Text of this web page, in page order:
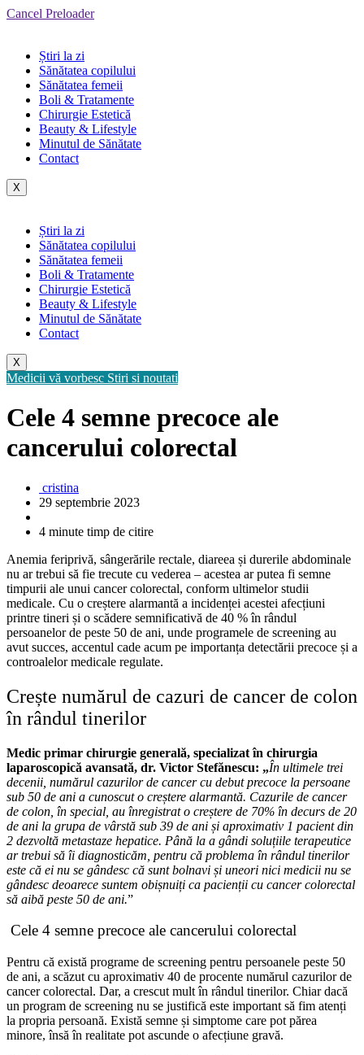
Cancel Preloader
Știri la zi
Sănătatea copilului
Sănătatea femeii
Boli & Tratamente
Chirurgie Estetică
Beauty & Lifestyle
Minutul de Sănătate
Contact
X
Știri la zi
Sănătatea copilului
Sănătatea femeii
Boli & Tratamente
Chirurgie Estetică
Beauty & Lifestyle
Minutul de Sănătate
Contact
X
Medicii vă vorbesc Stiri si noutati
Cele 4 semne precoce ale
cancerului colorectal
cristina
29 septembrie 2023
4 minute timp de citire
Anemia feriprivă, sângerările rectale, diareea și durerile abdominale
nu ar trebui să fie trecute cu vederea – acestea ar putea fi semne
timpurii ale unui cancer colorectal, conform ultimelor studii
medicale. Cu o creștere alarmantă a incidenței acestei afecțiuni
printre tineri și o scădere semnificativă de 40 % în rândul
persoanelor de peste 50 de ani, unde programele de screening au
avut succes, accentul cade acum pe importanța detectării precoce și a
controalelor medicale regulate.
Crește numărul de cazuri de cancer de colon
în rândul tinerilor
Medic primar chirurgie generală, specializat în chirurgia
laparoscopică avansată, dr. Victor Stefănescu: „În ultimele trei
decenii, numărul cazurilor de cancer cu debut precoce la persoane
sub 50 de ani a cunoscut o creștere alarmantă. Cazurile de cancer
de colon, în special, au înregistrat o creștere de 70% în decurs de 20
de ani la grupa de vârstă sub 39 de ani și aproximativ 1 pacient din
2 dezvoltă metastaze hepatice. Până la a gândi soluțiile terapeutice
ar trebui să îi diagnosticăm, pentru că problema în rândul tinerilor
este că ei nu se gândesc că sunt bolnavi și uneori nici medicii nu se
gândesc deoarece suntem obișnuiți ca pacienții cu cancer colorectal
să aibă peste 50 de ani.”
Cele 4 semne precoce ale cancerului colorectal
Pentru că există programe de screening pentru persoanele peste 50
de ani, a scăzut cu aproximativ 40 de procente numărul cazurilor de
cancer colorectal. Dar, a crescut mult în rândul tinerilor. Chiar dacă
un program de screening nu se justifică este important să fim atenți
la propria persoană. Există semne și simptome care pot părea
minore, însă în realitate pot ascunde o afecțiune gravă.